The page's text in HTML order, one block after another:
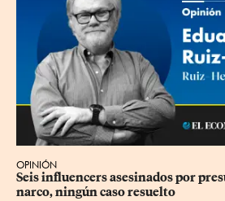
OPINIÓN
Seis influencers asesinados por
narco, ningún caso resuelto